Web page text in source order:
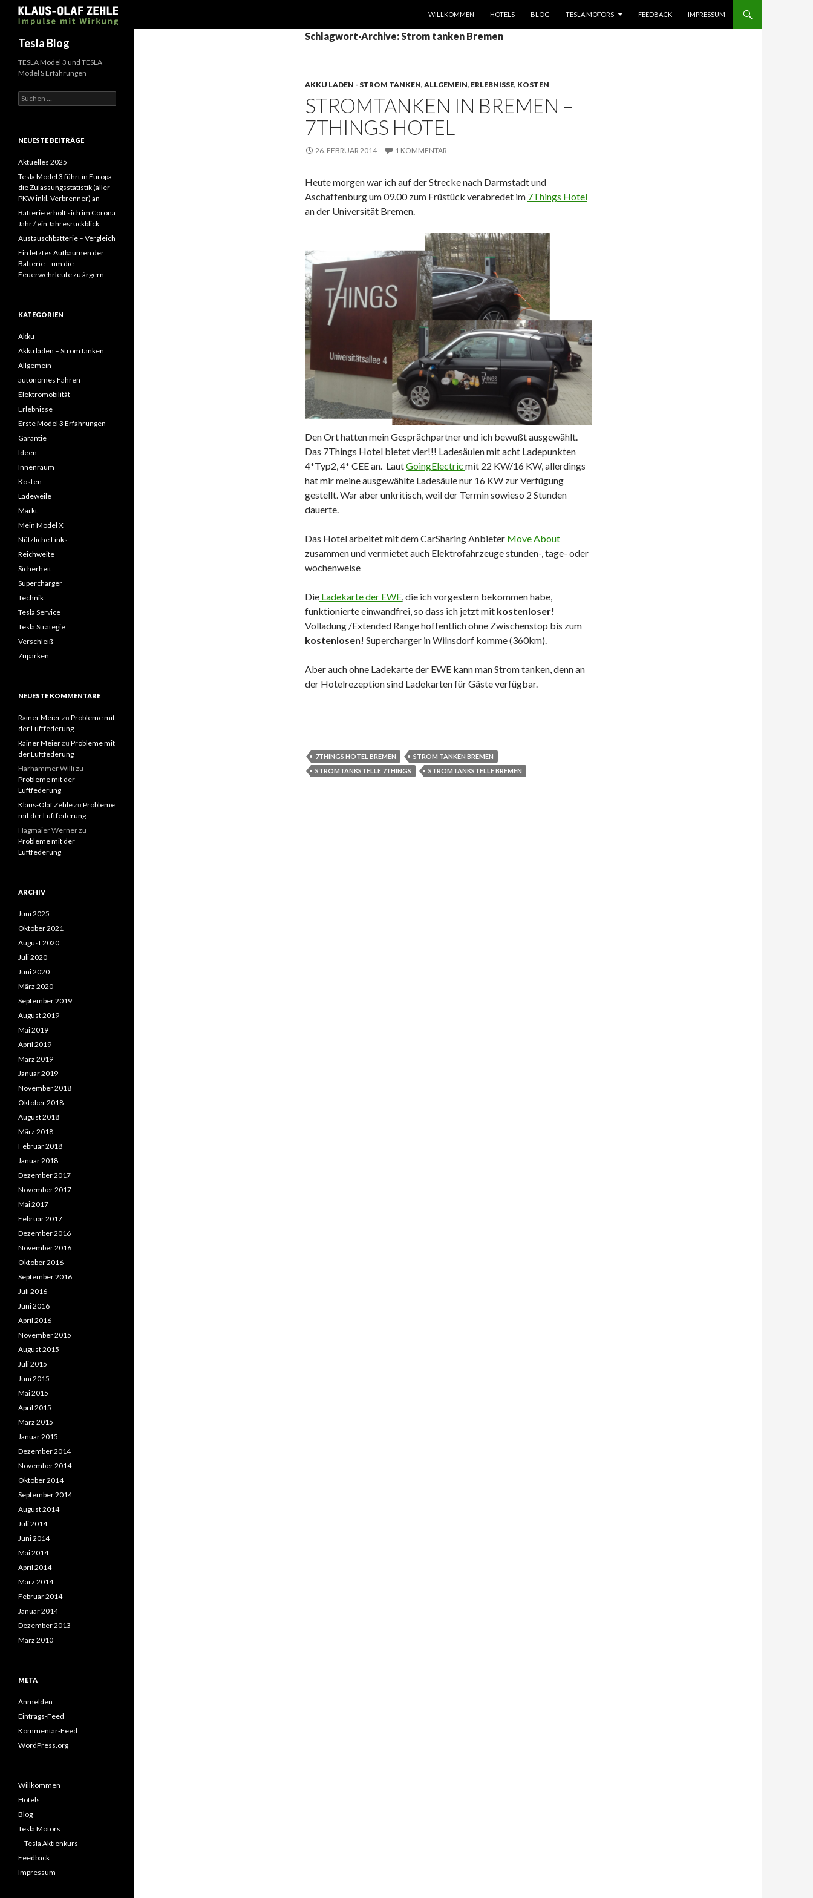
Suchen
WILLKOMMEN
HOTELS BLOG TESLA MOTORS FEEDBACK IMPRESSUM
Schlagwort-Archive: Strom tanken Bremen
AKKU LADEN - STROM TANKEN, ALLGEMEIN, ERLEBNISSE, KOSTEN
STROMTANKEN IN BREMEN –
7THINGS HOTEL
26. FEBRUAR 2014 1 KOMMENTAR
Heute morgen war ich auf der Strecke nach Darmstadt und
Aschaffenburg um 09.00 zum Früstück verabredet im 7Things Hotel
an der Universität Bremen.
Den Ort hatten mein Gesprächpartner und ich bewußt ausgewählt.
Das 7Things Hotel bietet vier!!! Ladesäulen mit acht Ladepunkten
4*Typ2, 4* CEE an. LautGoingElectric mit 22 KW/16 KW, allerdings
hat mir meine ausgewählte Ladesäule nur 16 KW zur Verfügung
gestellt. War aber unkritisch, weil der Termin sowieso 2 Stunden
dauerte.
Das Hotel arbeitet mit dem CarSharing Anbieter Move About
zusammen und vermietet auch Elektrofahrzeuge stunden-, tage- oder
wochenweise
Die Ladekarte der EWE , die ich vorgestern bekommen habe,
funktionierte einwandfrei, so dass ich jetzt mit kostenloser!
Volladung /Extended Range hoffentlich ohne Zwischenstop bis zum
kostenlosen! Supercharger in Wilnsdorf komme (360km).
Aber auch ohne Ladekarte der EWE kann man Strom tanken, denn an
der Hotelrezeption sind Ladekarten für Gäste verfügbar.
7THINGS HOTEL BREMEN
STROM TANKEN BREMEN
STROMTANKSTELLE 7THINGS
STROMTANKSTELLE BREMEN
Tesla Blog
TESLA Model 3 und TESLA
Model S Erfahrungen
Suchen
nach:
NEUESTE BEITRÄGE
Aktuelles 2025
Tesla Model 3 führt in Europa
die Zulassungsstatistik (aller
PKW inkl. Verbrenner) an
Batterie erholt sich im Corona
Jahr / ein Jahresrückblick
Austauschbatterie – Vergleich
Ein letztes Aufbäumen der
Batterie – um die
Feuerwehrleute zu ärgern
KATEGORIEN
Akku
Akku laden – Strom tanken
Allgemein
autonomes Fahren
Elektromobilität
Erlebnisse
Erste Model 3 Erfahrungen
Garantie
Ideen
Innenraum
Kosten
Ladeweile
Markt
Mein Model X
Nützliche Links
Reichweite
Sicherheit
Supercharger
Technik
Tesla Service
Tesla Strategie
Verschleiß
Zuparken
NEUESTE KOMMENTARE
Rainer Meierzu Probleme mit
der Luftfederung
Rainer Meierzu Probleme mit
der Luftfederung
Harhammer Willizu
Probleme mit der
Luftfederung
Klaus-Olaf Zehlezu Probleme
mit der Luftfederung
Hagmaier Wernerzu
Probleme mit der
Luftfederung
ARCHIV
Juni 2025
Oktober 2021
August 2020
Juli 2020
Juni 2020
März 2020
September 2019
August 2019
Mai 2019
April 2019
März 2019
Januar 2019
November 2018
Oktober 2018
August 2018
März 2018
Februar 2018
Januar 2018
Dezember 2017
November 2017
Mai 2017
Februar 2017
Dezember 2016
November 2016
Oktober 2016
September 2016
Juli 2016
Juni 2016
April 2016
November 2015
August 2015
Juli 2015
Juni 2015
Mai 2015
April 2015
März 2015
Januar 2015
Dezember 2014
November 2014
Oktober 2014
September 2014
August 2014
Juli 2014
Juni 2014
Mai 2014
April 2014
März 2014
Februar 2014
Januar 2014
Dezember 2013
März 2010
META
Anmelden
Eintrags-Feed
Kommentar-Feed
WordPress.org
Willkommen
Hotels
Blog
Tesla Motors
Tesla Aktienkurs
Feedback
Impressum